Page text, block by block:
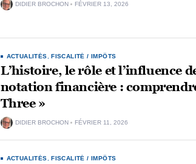
DIDIER BROCHON FÉVRIER 13, 2026
ACTUALITÉS ,FISCALITÉ / IMPÔTS
L’histoire, le rôle et l’influence
notation financière :
Three »
DIDIER BROCHON FÉVRIER 11, 2026
ACTUALITÉS ,FISCALITÉ / IMPÔTS